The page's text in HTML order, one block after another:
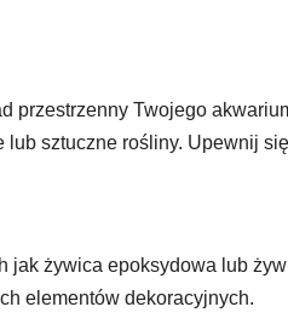
przestrzenny Twojego
lub sztuczne rośliny. Upewnij
jak żywica epoksydowa lub
elementów dekoracyjnych.